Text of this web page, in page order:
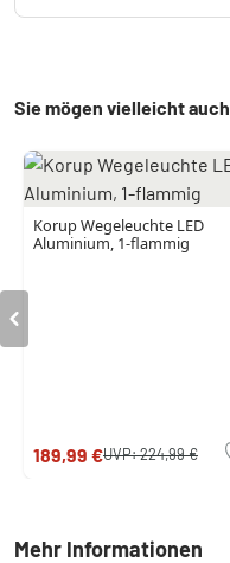
Sie mögen vielleicht auch
Korup Wegeleuchte LED
Aluminium, 1-flammig
189,99 €UVP:224,99 €
Mehr Informationen